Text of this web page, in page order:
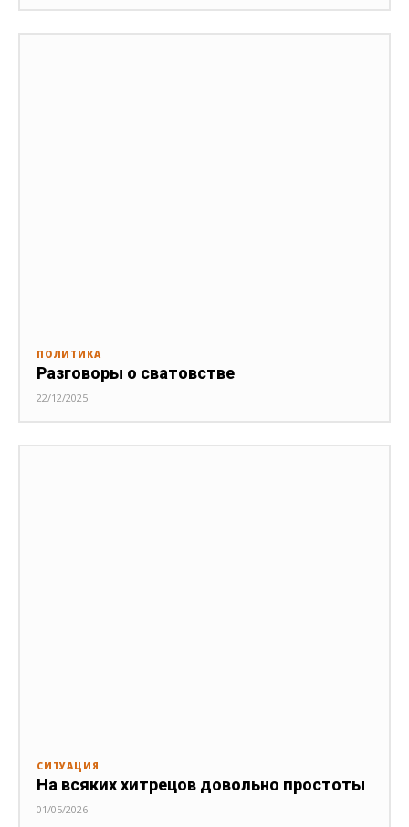
ПОЛИТИКА
Разговоры о сватовстве
22/12/2025
СИТУАЦИЯ
На всяких хитрецов довольно простоты
01/05/2026